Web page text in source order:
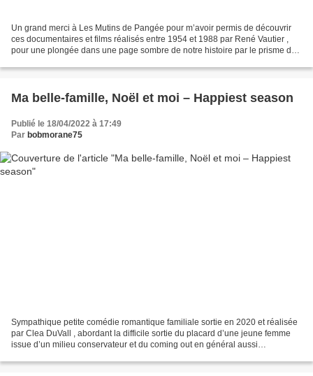
Un grand merci à Les Mutins de Pangée pour m’avoir permis de découvrir
ces documentaires et films réalisés entre 1954 et 1988 par René Vautier ,
pour une plongée dans une page sombre de notre histoire par le prisme du
Ma belle-famille, Noël et moi – Happiest season
Publié le 18/04/2022 à 17:49
Par bobmorane75
Sympathique petite comédie romantique familiale sortie en 2020 et réalisée
par Clea DuVall , abordant la difficile sortie du placard d’une jeune femme
issue d’un milieu conservateur et du coming out en général aussi